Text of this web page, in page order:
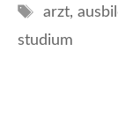
arzt,
studium